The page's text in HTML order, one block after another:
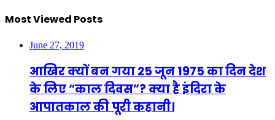
Most Viewed Posts
June 27, 2019
आखिर क्यों बन गया 25 जून 1975 का दिन देश
के लिए “काल दिवस”? क्या है इंदिरा के
आपातकाल की पूरी कहानी।